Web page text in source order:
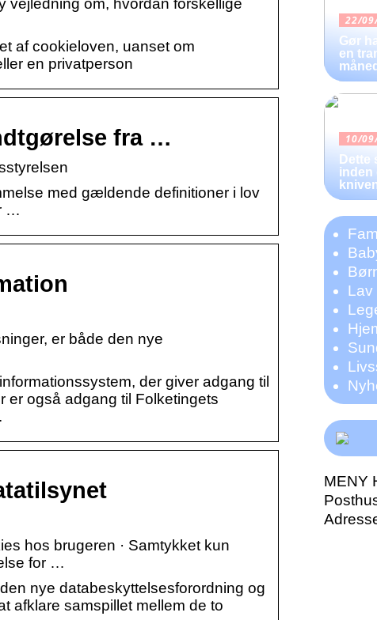
vejledning om, hvordan forskellige
af cookieloven, uanset om
en privatperson
fra …
med gældende definitioner i lov
…
er både den nye
der giver adgang til
også adgang til Folketingets
hos brugeren · Samtykket kun
for …
nye databeskyttelsesforordning og
afklare samspillet mellem de to
22/
Gør
en
10/
Dette
inden
Lav
MENY